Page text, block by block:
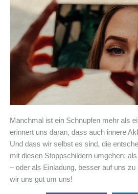
Manchmal ist ein Schnupfen mehr als
erinnert uns daran, dass auch innere
Und dass wir selbst es sind, die
mit diesen Stoppschildern umgehen:
– oder als Einladung, besser auf uns
wir uns gut um uns!